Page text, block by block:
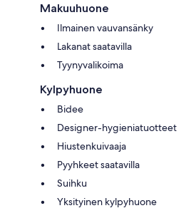
Makuuhuone
Ilmainen vauvansänky
Lakanat saatavilla
Tyynyvalikoima
Kylpyhuone
Bidee
Designer-hygieniatuotteet
Hiustenkuivaaja
Pyyhkeet saatavilla
Suihku
Yksityinen kylpyhuone